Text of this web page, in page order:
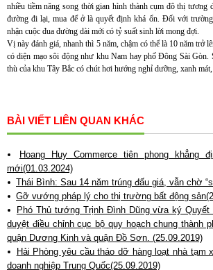
nhiều tiềm năng song thời gian hình thành cụm đô thị tương
đường đi lại, mua để ở là quyết định khá ổn. Đối với
nhận cuộc đua đường dài mới có tỷ suất sinh lời mong đợi.
Vị này đánh giá, nhanh thì 5 năm, chậm có thể là 10 năm trở
có diện mạo sôi động như khu Nam hay phố Đông Sài Gòn.
thù của khu Tây Bắc có chút hơi hướng nghỉ dưỡng, xanh
BÀI VIẾT LIÊN QUAN KHÁC
Hoang Huy Commerce tiên phong khẳng
mới(01.03.2024)
Thái Bình: Sau 14 năm trúng đấu giá, vẫn chờ
Gỡ vướng pháp lý cho thị trường bất động
Phó Thủ tướng Trịnh Đình Dũng vừa ký Quyết
duyệt điều chỉnh cục bộ quy hoạch chung thành
quận Dương Kinh và quận Đồ Sơn. (25.09.2019)
Hải Phòng yêu cầu tháo dỡ hàng loạt nhà tạm
doanh nghiệp Trung Quốc(25.09.2019)